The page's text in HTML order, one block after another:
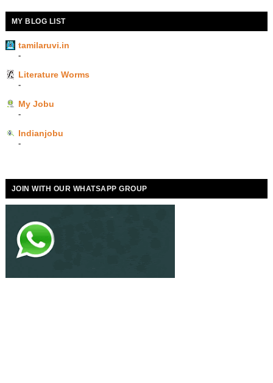
MY BLOG LIST
tamilaruvi.in
-
Literature Worms
-
My Jobu
-
Indianjobu
-
JOIN WITH OUR WHATSAPP GROUP